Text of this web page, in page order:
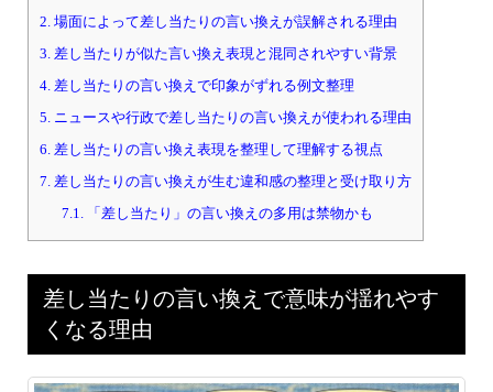
2.場面によって差し当たりの言い換えが誤解される理由
3.差し当たりが似た言い換え表現と混同されやすい背景
4.差し当たりの言い換えで印象がずれる例文整理
5.ニュースや行政で差し当たりの言い換えが使われる理由
6.差し当たりの言い換え表現を整理して理解する視点
7.差し当たりの言い換えが生む違和感の整理と受け取り方
7.1.「差し当たり」の言い換えの多用は禁物かも
差し当たりの言い換えで意味が揺れやす
くなる理由